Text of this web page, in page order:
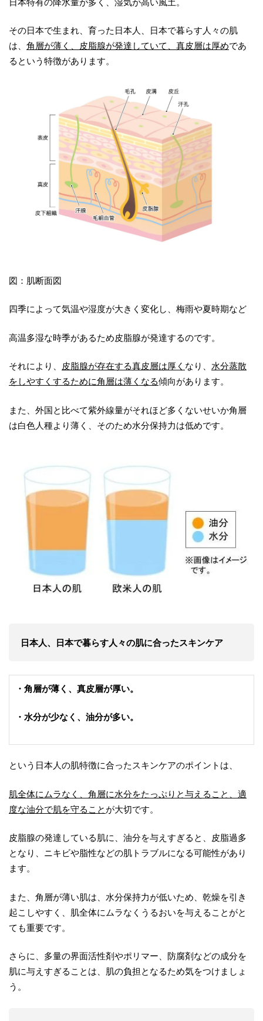
その日本で生まれ、育った日本人、日本で暮らす人々の肌
は、 角層が薄く、皮脂腺が発達していて、真皮層は厚めであ
るという特徴があります。
図：肌断面図
四季によって気温や湿度が大きく変化し、梅雨や夏時期など
高温多湿な時季があるため皮脂腺が発達するのです。
それにより、 皮脂腺が存在する真皮層は厚く なり、 水分蒸散
をしやすくするために角層は薄くなる傾向があります。
また、外国と比べて紫外線量がそれほど多くないせいか角層
は白色人種より薄く、そのため水分保持力は低めです。
日本人、日本で暮らす人々の肌に合ったスキンケア
・角層が薄く、真皮層が厚い。
・水分が少なく、油分が多い。
という日本人の肌特徴に合ったスキンケアのポイントは、
肌全体にムラなく、角層に水分をたっぷりと与えること、適
度な油分で肌を守ること が大切です。
皮脂腺の発達している肌に、油分を与えすぎると、皮脂過多
となり、ニキビや脂性などの肌トラブルになる可能性があり
ます。
また、角層が薄い肌は、水分保持力が低いため、乾燥を引き
起こしやすく、肌全体にムラなくうるおいを与えることがと
ても重要です。
さらに、多量の界面活性剤やポリマー、防腐剤などの成分を
肌に与えすぎることは、肌の負担となるため気をつけましょ
う。